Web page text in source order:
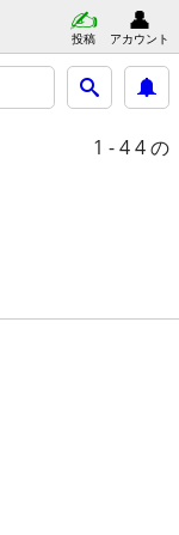
投稿 アカウント
1 - 44 の